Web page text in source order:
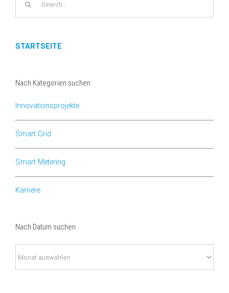
STARTSEITE
Nach Kategorien suchen
Innovationsprojekte
Smart Grid
Smart Metering
Karriere
Nach Datum suchen
Datum